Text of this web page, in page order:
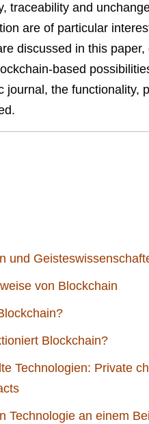
traceability and
are of particular
discussed in this
based
journal, the functionality,
und
von Blockchain
Blockchain?
Technologien: Private
Technologie an einem